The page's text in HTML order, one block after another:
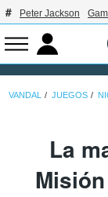
Peter Jackson
VANDAL JUEGOS
La